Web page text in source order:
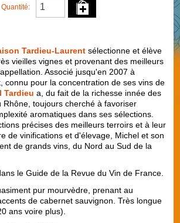
Quantité:
Tardieu-Laurentsélectionne et élève
vieilles vignes et provenant des meilleurs
Associé jusqu'en 2007 à
connu pour la concentration de ses vins de
Tardieu a, du fait de la richesse innée des
Rhône, toujours cherché à favoriser
aromatiques dans ses sélections.
précises des meilleurs terroirs et à leur
de vinifications et d'élevage, Michel et son
de grands vins, du Nord au Sud de la
le Guide de la Revue du Vin de France.
pur mourvèdre, prenant au
de cabernet sauvignon. Très longue
ans voire plus).